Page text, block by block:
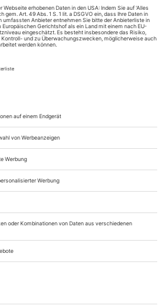
und Uwe Scholz trafen zwei
Zwei, die der...
Vielfalt
kann; er ein Mann von
spirituell angehaucht und mit
bilden sie seit ihrer gemeinsamen
von Philadelphia während
Paar: die Kulturhistorikerin,
Brenda Dixon Gottschild und...
Dark Room einzeln. Obwohl, so
dann doch nicht, den der
seinen Fotos bestückt. Auch ist
einer Ecke scheint jemand, auf